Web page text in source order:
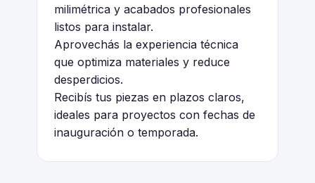
milimétrica y acabados profesionales
listos para instalar.
Aprovechás la experiencia técnica
que optimiza materiales y reduce
desperdicios.
Recibís tus piezas en plazos claros,
ideales para proyectos con fechas de
inauguración o temporada.